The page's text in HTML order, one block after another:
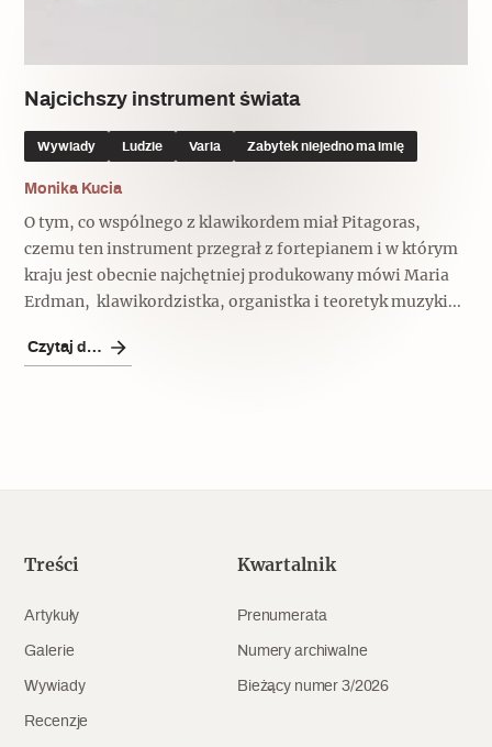
Wywiady
Popularne
Dolnośląski Indiana Jones
Ludzie
Popularne
Wskazówki idą w dobrą stronę
Varia
Popularne
Muzea od nowa
Popularne
Jak to działa? Czyli nowa odsłona
Narodowego Muzeum Techniki
Polska ze smakiem
Patronaty
MonumentApp
Mapa skojarzeń
Krakowskie Kawiarnie
Najcichszy instrument świata
Wywiady Ludzie Varia Zabytek niejedno ma imię
Monika Kucia
O tym, co wspólnego z klawikordem miał Pitagoras,
czemu ten instrument przegrał z fortepianem i w którym
kraju jest obecnie najchętniej produkowany mówi Maria
Erdman, klawikordzistka, organistka i teoretyk muzyki...
Czytaj dalej
Treści
Artykuły
Galerie
Wywiady
Recenzje
Kwartalnik
Prenumerata
Numery archiwalne
Bieżący numer 3/2026